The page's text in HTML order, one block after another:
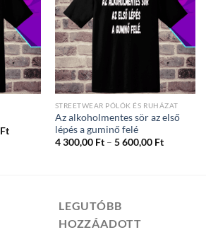
FtÁrtartomány:
STREETWEAR PÓLÓK ÉS RUHÁZAT
Az alkoholmentes sör az első
lépés a guminő felé
4 300,00 Ft – 5 600,00 Ft
LEGUTÓBB
HOZZÁADOTT